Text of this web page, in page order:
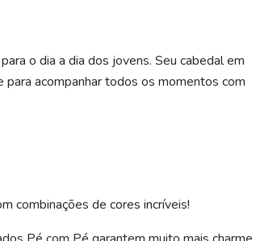
o dia a dia dos jovens. Seu cabedal em
acompanhar todos os momentos com
combinações de cores incríveis!